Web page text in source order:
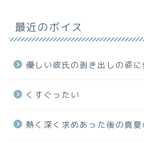
最近のボイス
優しい彼氏の剥き出しの姿
くすぐったい
熱く深く求めあった後の真夏